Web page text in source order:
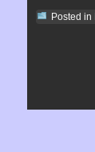
Posted in